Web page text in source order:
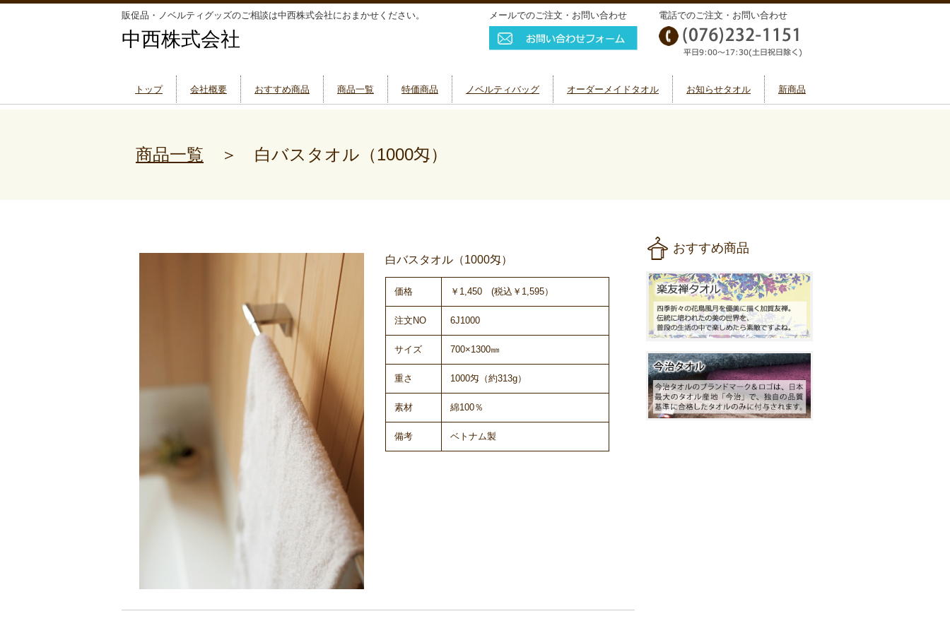
販促品・ノベルティグッズのご相談は中西株式会社におまかせください。
中西株式会社
メールでのご注文・お問い合わせ 電話でのご注文・お問い合わせ
トップ 会社概要 おすすめ商品 商品一覧 特価商品 ノベルティバッグ オーダーメイドタオル お知らせタオル 新商品
商品一覧 ＞ 白バスタオル（1000匁）
白バスタオル（1000匁）
価格 ￥1,450 (税込￥1,595）
注文NO 6J1000
サイズ 700×1300㎜
重さ 1000匁（約313g）
素材 綿100％
備考 ベトナム製
おすすめ商品